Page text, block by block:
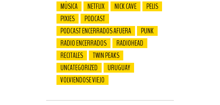
MÚSICA
NETFLIX NICK CAVE
PELIS
PIXIES
PODCAST
PODCAST ENCERRADOS AFUERA
PUNK
RADIO ENCERRADOS
RADIOHEAD
RECITALES
TWIN PEAKS
UNCATEGORIZED
URUGUAY
VOLVIENDOSE VIEJO